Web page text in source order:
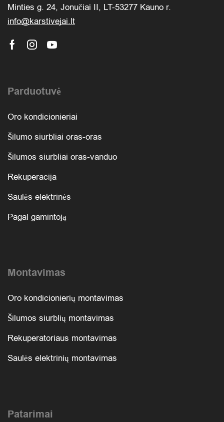
Minties g. 24, Jonučiai II, LT-53277 Kauno r.
info@karstivejai.lt
Parduotuvė
Oro kondicionieriai
Šilumo siurbliai oras-oras
Šilumos siurbliai oras-vanduo
Rekuperacija
Saulės elektrinės
Pagal gamintoją
Montavimas
Oro kondicionierių montavimas
Šilumos siurblių montavimas
Rekuperatoriaus montavimas
Saulės elektrinių montavimas
Patarimai